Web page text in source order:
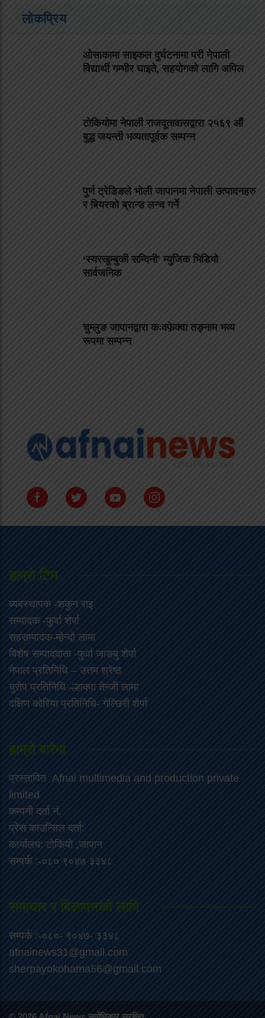
लोकप्रिय
ओसाकामा साइकल दुर्घटनामा परी नेपाली
विद्यार्थी गम्भीर घाइते, सहयोगको लागि अपिल
टोकियोमा नेपाली राजदूतावासद्वारा २५६९ औं
बुद्ध जयन्ती भव्यतापूर्वक सम्पन्न
पुर्ण ट्रेडिङले भोली जापानमा नेपाली उत्पादनहरु
र बियरको ब्रान्ड लन्च गर्ने
‘स्यरखुम्बुकी सम्दिनी’ म्युजिक भिडियो
सार्वजनिक
चुम्लुङ जापानद्वारा कःक्फ़ेक्वा तङ्नाम भव्य
रूपमा सम्पन्न
हाम्राे टिम
ब्यबस्थापक -शकुन राइ
सम्पादक -फुर्वा शेर्पा
सहसम्पादक-म्हेन्दो लामा
‍बिशेष सम्पाददाता -फुर्वा जा‌ङबु शेर्पा
नेपाल प्रतिनिधि – उत्तम श्रेष्ठ
युरोप प्रतिनिधि -ल्हाक्पा तेन्जी लामा
दक्षिण कोरिया प्रतिनिधि- गेल्छिरी शेर्पा
हाम्रो बारेमा
प्रस्तावित Afnai multimedia and production private
limited
कम्पनी दर्ता नं.
प्रेस काउन्सिल दर्ता:
कार्यालय: टोकियो ,जापान
सम्पर्क :-०८० ९०४७ ३३४८
समाचार र बिज्ञापनको लागि
सम्पर्क :-०८०- ९०४७- ३३४८
afnainews31@gmail.com
sherpayokohama56@gmail.com